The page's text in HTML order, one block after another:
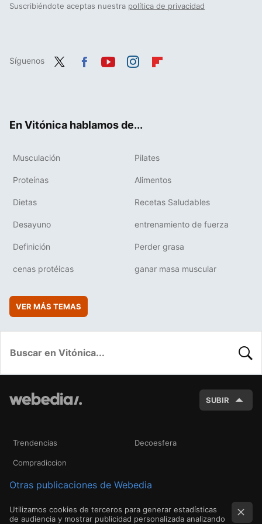
Suscribiéndote aceptas nuestra política de privacidad
Síguenos
En Vitónica hablamos de...
Musculación Pilates
Proteínas Alimentos
Dietas Recetas Saludables
Desayuno entrenamiento de fuerza
Definición Perder grasa
cenas protéicas ganar masa muscular
VER MÁS TEMAS
SUBIR
Trendencias Decoesfera
Compradiccion
Otras publicaciones de Webedia
Utilizamos cookies de terceros para generar estadísticas
de audiencia y mostrar publicidad personalizada analizando